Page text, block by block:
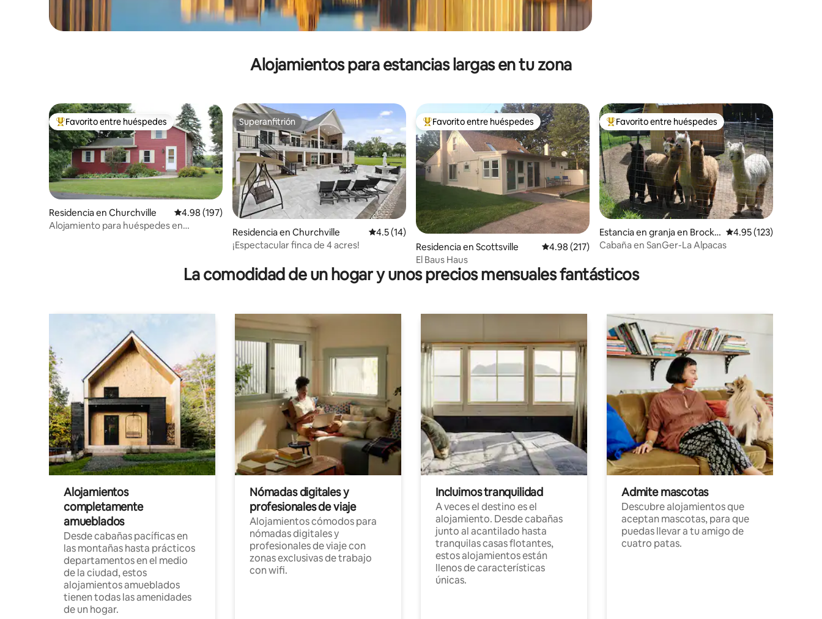
Alojamientos para estancias largas en tu zona
De los mejores en Favorito entre huéspedes
Favorito entre huéspedes
Residencia en Churchville Calificación promedio: 4.98 de 5; 197 evaluaciones
4.98 (197)
Alojamiento para huéspedes en
Superanfitrión
Superanfitrión
Residencia en Churchville Calificación promedio: 4.5 de 5; 14 evaluaciones
4.5 (14)
¡Espectacular finca de 4 acres!
De los mejores en Favorito entre huéspedes
Favorito entre huéspedes
Residencia en Scottsville Calificación promedio: 4.98 de 5; 217 evaluaciones
4.98 (217)
El Baus Haus
De los mejores en Favorito entre huéspedes
Favorito entre huéspedes
Estancia en granja en Brockp
ort
Calificación promedio:
4.95 (123)
Cabaña en SanGer-La Alpacas
La comodidad de un hogar y unos precios mensuales fantásticos
Alojamientos
completamente
amueblados
Desde cabañas pacíficas en
las montañas hasta prácticos
departamentos en el medio
de la ciudad, estos
alojamientos amueblados
tienen todas las amenidades
de un hogar.
Nómadas digitales y
profesionales de viaje
Alojamientos cómodos para
nómadas digitales y
profesionales de viaje con
zonas exclusivas de trabajo
con wifi.
Incluimos tranquilidad
A veces el destino es el
alojamiento. Desde cabañas
junto al acantilado hasta
tranquilas casas flotantes,
estos alojamientos están
llenos de características
únicas.
Admite mascotas
Descubre alojamientos que
aceptan mascotas, para que
puedas llevar a tu amigo de
cuatro patas.